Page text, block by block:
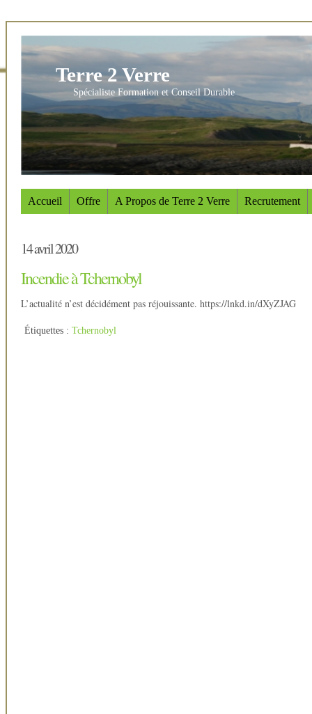
Terre 2 Verre
Spécialiste Formation et Conseil Durable
Accueil Offre A Propos de Terre 2 Verre Recrutement
14 avril 2020
Incendie à Tchernobyl
L’actualité n’est décidément pas réjouissante. https://lnkd.in/dXyZJAG
Étiquettes : Tchernobyl